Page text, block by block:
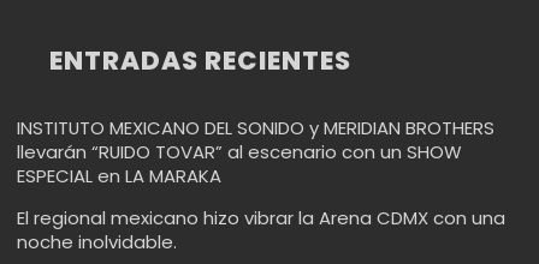
ENTRADAS RECIENTES
INSTITUTO MEXICANO DEL SONIDO y MERIDIAN BROTHERS
llevarán “RUIDO TOVAR” al escenario con un SHOW
ESPECIAL en LA MARAKA
El regional mexicano hizo vibrar la Arena CDMX con una
noche inolvidable.